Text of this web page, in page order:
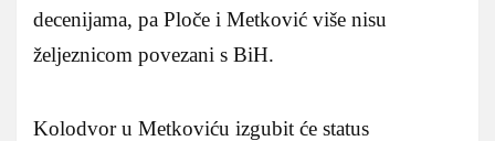
decenijama, pa Ploče i Metković više nisu
željeznicom povezani s BiH.
Kolodvor u Metkoviću izgubit će status